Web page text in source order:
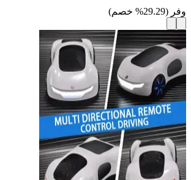
وفر (
29.29
% خصم)